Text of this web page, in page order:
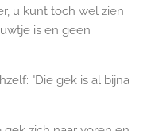
u kunt toch wel zien
is en geen
"Die gek is al bijna